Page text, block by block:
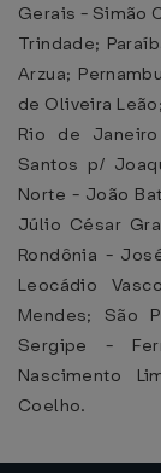
Gerais - Simão
Trindade;
Arzua;
de Oliveira
Rio de
Santos p/
Norte - João
Júlio César
Rondônia -
Leocádio
Mendes; São
Sergipe -
Nascimento
Coelho.